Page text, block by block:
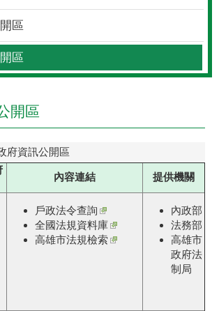
區
區
開區
府資訊公開區
內容連結 提供機關
戶政法令查詢
全國法規資料庫
高雄市法規檢索
內政部
法務部
高雄市
政府法
制局